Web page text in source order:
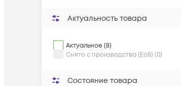
Актуальность товара
Актуальное (8)
Снято с производства (EoS) (0)
Состояние товара